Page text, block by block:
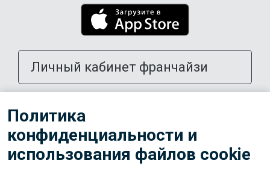
Личный кабинет франчайзи
Тренерам
Политика
конфиденциальности и
использования файлов cookie